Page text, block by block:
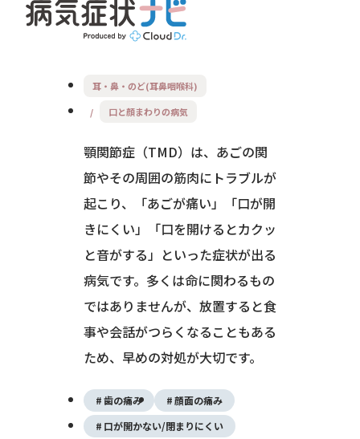
ー）
耳・鼻・のど(耳鼻咽喉科)
口と顔まわりの病気
顎関節症（TMD）は、あごの関
節やその周囲の筋肉にトラブルが
起こり、「あごが痛い」「口が開
きにくい」「口を開けるとカクッ
と音がする」といった症状が出る
病気です。多くは命に関わるもの
ではありませんが、放置すると食
事や会話がつらくなることもある
ため、早めの対処が大切です。
歯の痛み
顔面の痛み
口が開かない/閉まりにくい